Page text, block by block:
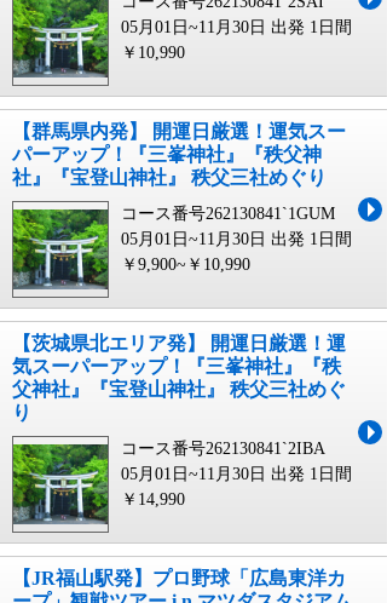
05月01日~11月30日 出発 1日間
￥10,990
【群馬県内発】 開運日厳選！運気スー
パーアップ！『三峯神社』『秩父神
社』『宝登山神社』 秩父三社めぐり
コース番号262130841`1GUM
05月01日~11月30日 出発 1日間
￥9,900~￥10,990
【茨城県北エリア発】 開運日厳選！運
気スーパーアップ！『三峯神社』『秩
父神社』『宝登山神社』 秩父三社めぐ
り
コース番号262130841`2IBA
05月01日~11月30日 出発 1日間
￥14,990
【JR福山駅発】プロ野球「広島東洋カ